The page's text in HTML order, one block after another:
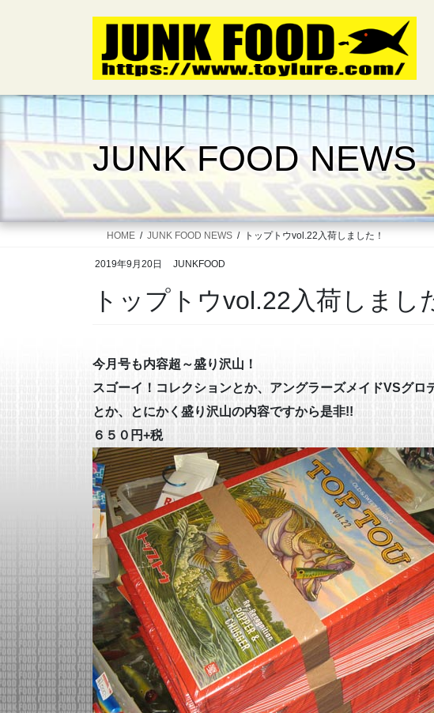
キ
に
JUNK FOOD NEWS
HOME JUNK FOOD NEWS トップトウvol.22入荷しました！
2019年9月20日 JUNKFOOD
トップトウvol.22入荷しまし
今月号も内容超～盛り沢山！
スゴーイ！コレクションとか、アングラーズメイドVSグロ
とか、とにかく盛り沢山の内容ですから是非!!
６５０円+税